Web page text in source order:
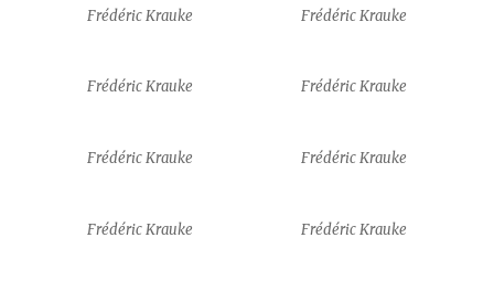
Frédéric Krauke Frédéric Krauke
Frédéric Krauke Frédéric Krauke
Frédéric Krauke Frédéric Krauke
Frédéric Krauke Frédéric Krauke